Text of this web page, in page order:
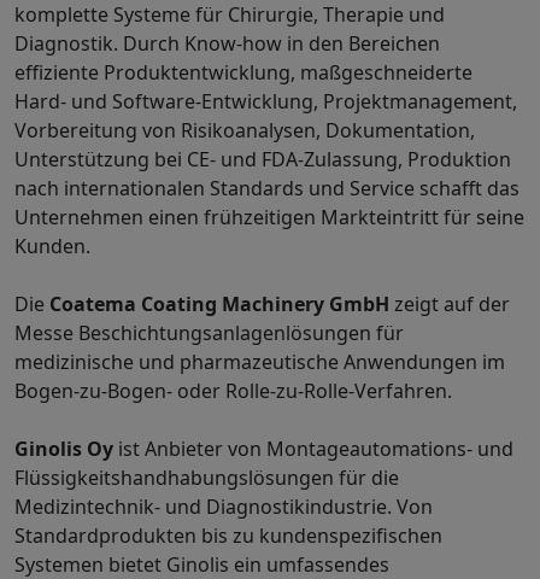
komplette Systeme für Chirurgie, Therapie und
Diagnostik. Durch Know-how in den Bereichen
effiziente Produktentwicklung, maßgeschneiderte
Hard- und Software-Entwicklung, Projektmanagement,
Vorbereitung von Risikoanalysen, Dokumentation,
Unterstützung bei CE- und FDA-Zulassung, Produktion
nach internationalen Standards und Service schafft das
Unternehmen einen frühzeitigen Markteintritt für seine
Kunden.
Die Coatema Coating Machinery GmbH zeigt auf der
Messe Beschichtungsanlagenlösungen für
medizinische und pharmazeutische Anwendungen im
Bogen-zu-Bogen- oder Rolle-zu-Rolle-Verfahren.
Ginolis Oy ist Anbieter von Montageautomations- und
Flüssigkeitshandhabungslösungen für die
Medizintechnik- und Diagnostikindustrie. Von
Standardprodukten bis zu kundenspezifischen
Systemen bietet Ginolis ein umfassendes